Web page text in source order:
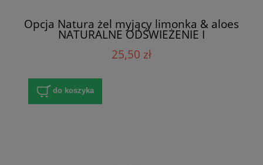
Opcja Natura żel myjący limonka & aloes
NATURALNE ODŚWIEŻENIE I
25,50 zł
do koszyka